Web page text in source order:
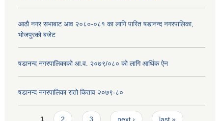
आठौ नगर सभाबाट आव २०८०-०८१ का लागि पारित षडानन्द नगरपालिका,
भोजपुरको बजेट
षडानन्द नगरपालिकाको आ.व. २०७९/०८० को लागि आर्थिक ऐन
षडानन्द नगरपालिका रातो किताव २०७९-८०
1 2 3 next › last »